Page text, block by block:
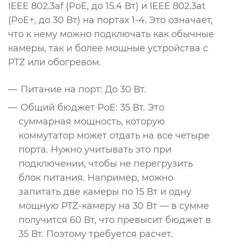
IEEE 802.3af (PoE, до 15.4 Вт) и IEEE 802.3at
(PoE+, до 30 Вт) на портах 1-4. Это означает,
что к нему можно подключать как обычные
камеры, так и более мощные устройства с
PTZ или обогревом.
Питание на порт: До 30 Вт.
Общий бюджет PoE: 35 Вт. Это
суммарная мощность, которую
коммутатор может отдать на все четыре
порта. Нужно учитывать это при
подключении, чтобы не перегрузить
блок питания. Например, можно
запитать две камеры по 15 Вт и одну
мощную PTZ-камеру на 30 Вт — в сумме
получится 60 Вт, что превысит бюджет в
35 Вт. Поэтому требуется расчет.